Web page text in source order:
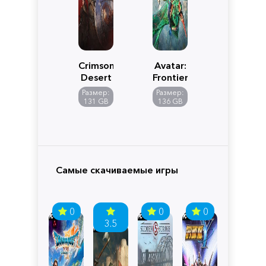
Crimson
Desert
Размер:
131 GB
Avatar:
Frontiers
of
Pandora
Размер:
136 GB
Самые скачиваемые игры
0
3.5
0 0